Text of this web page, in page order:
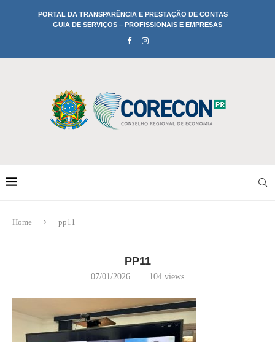
PORTAL DA TRANSPARÊNCIA E PRESTAÇÃO DE CONTAS
GUIA DE SERVIÇOS – PROFISSIONAIS E EMPRESAS
Home pp11
PP11
07/01/2026 104 views